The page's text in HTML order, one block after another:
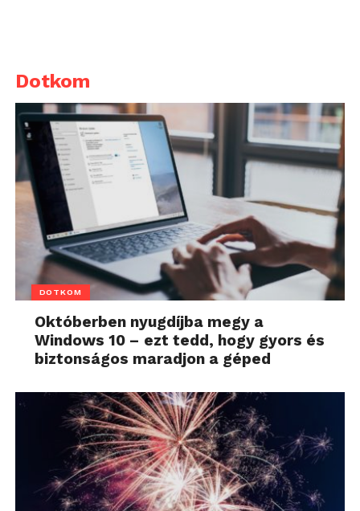
Dotkom
DOTKOM
Októberben nyugdíjba megy a
Windows 10 – ezt tedd, hogy gyors és
biztonságos maradjon a géped